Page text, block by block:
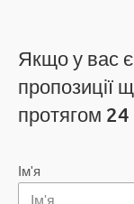
Якщо у вас
пропозиції
протягом 24
Ім'я